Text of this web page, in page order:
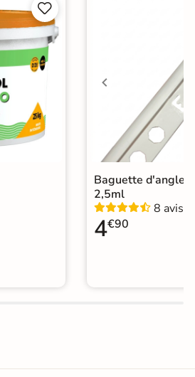
Coller
Placo, tout type de support mural
Certification CE
Espagne
Zellige|Carrelage Beige|
|


Baguette d'angle
2,5ml
8 avis
4€90